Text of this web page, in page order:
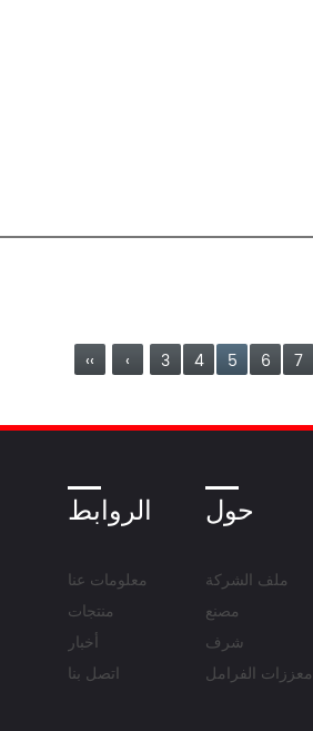
‹‹ ‹ 3 4 5 6 7
الروابط
معلومات عنا
منتجات
أخبار
اتصل بنا
حول
ملف الشركة
مصنع
شرف
معززات الفرامل